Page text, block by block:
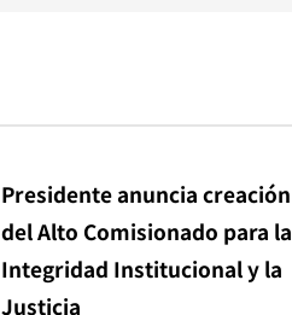
Presidente anuncia creación
del Alto Comisionado para la
Integridad Institucional y la
Justicia